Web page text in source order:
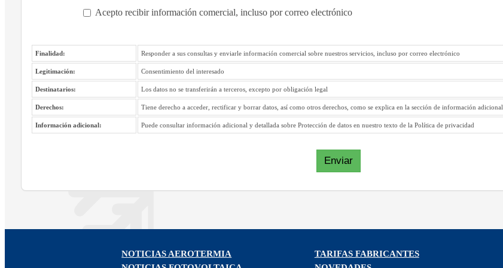
Acepto recibir información comercial, incluso por correo electrónico
Finalidad: Responder a sus consultas y enviarle información comercial sobre nuestros servicios, incluso por correo electrónico
Legitimación: Consentimiento del interesado
Destinatarios: Los datos no se transferirán a terceros, excepto por obligación legal
Derechos: Tiene derecho a acceder, rectificar y borrar datos, así como otros derechos, como se explica en la sección de información adicional
Información adicional: Puede consultar información adicional y detallada sobre Protección de datos en nuestro texto de la Política de privacidad
Enviar
NOTICIAS AEROTERMIA
TARIFAS FABRICANTES